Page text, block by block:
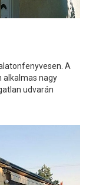
A
alkalmas nagy
udvarán